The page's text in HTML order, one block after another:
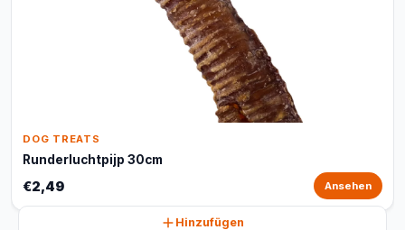
DOG TREATS
Runderluchtpijp 30cm
€2,49 Ansehen
Hinzufügen